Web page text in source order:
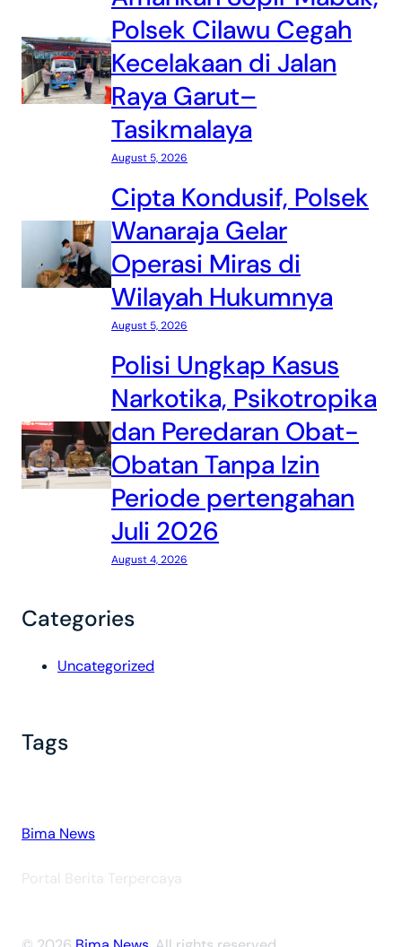
Polsek Cilawu Cegah
Kecelakaan di Jalan
Raya Garut–
Tasikmalaya
August 5, 2026
Cipta Kondusif, Polsek
Wanaraja Gelar
Operasi Miras di
Wilayah Hukumnya
August 5, 2026
Polisi Ungkap Kasus
Narkotika, Psikotropika
dan Peredaran Obat-
Obatan Tanpa Izin
Periode pertengahan
Juli 2026
August 4, 2026
Categories
Uncategorized
Tags
Bima News
Portal Berita Terpercaya